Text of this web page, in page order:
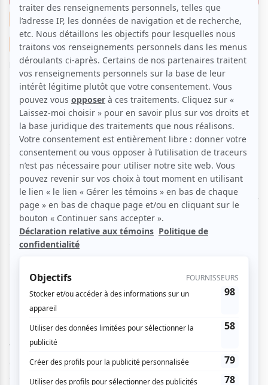
Cinéma Suggestions de sorties
La critique cinéma de Clara
ParClara Bich| 18 juillet 2018 | Contenu original
Long-métrage russe se passant dans l’espace,
Salyut-7retrace l’envoi de deux cosmonautes pour
réparer la station Salyut-7. En plus de mettre en
scène une histoire vraie, c’est avec une grande
maîtrise cinématographique que cette excursion
spatiale est réaliséepar le cinéaste Klim Shipenko
Des mouvements de caméras plus déconcertants
que le Gravityde Cuaron au réalisme du film,Salyut-7
est un petit bijou. Projeté en première canadienne
lors du Festival du Nouveau Cinéma (FNC) en octobre
2017, il sort ce vendredi sur nos écrans. Un conseil :
Tout est maîtrisé. Les acteurs percent l’écran, Vladimir
Vdovichenkov qui incarne Federov est majestueux, assez
arrogant pour qu’on le déteste mais beaucoup trop
charismatique pour ne pas l’aimer. La réalisation permet